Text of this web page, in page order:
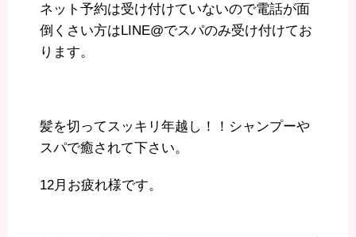
ネット予約は受け付けていないので電話が面
倒くさい方はLINE@でスパのみ受け付けてお
ります。
髪を切ってスッキリ年越し！！シャンプーや
スパで癒されて下さい。
12月お疲れ様です。